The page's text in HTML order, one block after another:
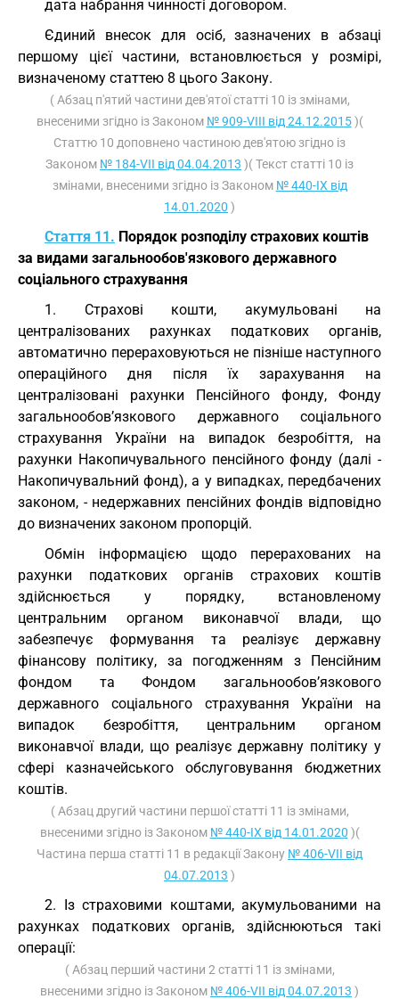
дата набрання чинності договором.
Єдиний внесок для осіб, зазначених в абзаці
першому цієї частини, встановлюється у розмірі,
визначеному статтею 8 цього Закону.
( Абзац п'ятий частини дев'ятої статті 10 із змінами,
внесеними згідно із Законом № 909-VIII від 24.12.2015)(
Статтю 10 доповнено частиною дев'ятою згідно із
Законом № 184-VII від 04.04.2013 )( Текст статті 10 із
змінами, внесеними згідно із Законом № 440-IX від
14.01.2020 )
Стаття 11. Порядок розподілу страхових коштів
за видами загальнообов'язкового державного
соціального страхування
1. Страхові кошти, акумульовані на
централізованих рахунках податкових органів,
автоматично перераховуються не пізніше наступного
операційного дня після їх зарахування на
централізовані рахунки Пенсійного фонду, Фонду
загальнообов’язкового державного соціального
страхування України на випадок безробіття, на
рахунки Накопичувального пенсійного фонду (далі -
Накопичувальний фонд), а у випадках, передбачених
законом, - недержавних пенсійних фондів відповідно
до визначених законом пропорцій.
Обмін інформацією щодо перерахованих на
рахунки податкових органів страхових коштів
здійснюється у порядку, встановленому
центральним органом виконавчої влади, що
забезпечує формування та реалізує державну
фінансову політику, за погодженням з Пенсійним
фондом та Фондом загальнообов’язкового
державного соціального страхування України на
випадок безробіття, центральним органом
виконавчої влади, що реалізує державну політику у
сфері казначейського обслуговування бюджетних
коштів.
( Абзац другий частини першої статті 11 із змінами,
внесеними згідно із Законом № 440-IX від 14.01.2020 )(
Частина перша статті 11 в редакції Закону № 406-VII від
04.07.2013 )
2. Із страховими коштами, акумульованими на
рахунках податкових органів, здійснюються такі
операції:
( Абзац перший частини 2 статті 11 із змінами,
внесеними згідно із Законом № 406-VII від 04.07.2013 )